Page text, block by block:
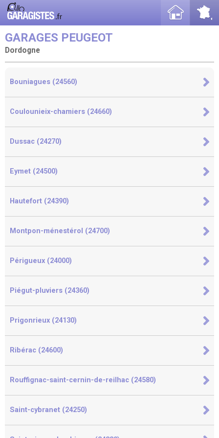
GARAGES PEUGEOT
Dordogne
Bouniagues (24560)
Coulounieix-chamiers (24660)
Dussac (24270)
Eymet (24500)
Hautefort (24390)
Montpon-ménestérol (24700)
Périgueux (24000)
Piégut-pluviers (24360)
Prigonrieux (24130)
Ribérac (24600)
Rouffignac-saint-cernin-de-reilhac (24580)
Saint-cybranet (24250)